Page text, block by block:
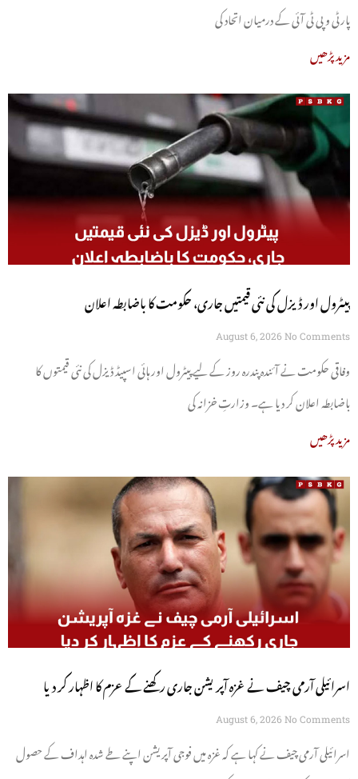
پارٹی و پی ٹی آئی کے درمیان اتحاد کی
مزید پڑھیں
پیٹرول اور ڈیزل کی نئی قیمتیں جاری، حکومت کا باضابطہ اعلان
August 6, 2026 No Comments
وفاقی حکومت نے آئندہ پندرہ روز کے لیے پیٹرول اور ہائی اسپیڈ ڈیزل کی نئی قیمتوں کا
باضابطہ اعلان کر دیا ہے۔ وزارتِ خزانہ کی
مزید پڑھیں
اسرائیلی آرمی چیف نے غزہ آپریشن جاری رکھنے کے عزم کا اظہار کر دیا
August 6, 2026 No Comments
اسرائیلی آرمی چیف نے کہا ہے کہ غزہ میں فوجی آپریشن اپنے طے شدہ اہداف کے حصول